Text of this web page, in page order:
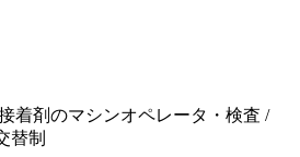
着剤のマシンオペレータ・検査 /
替制